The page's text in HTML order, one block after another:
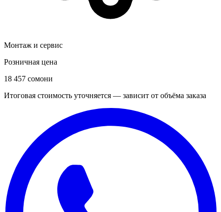
Монтаж и сервис
Розничная цена
18 457 сомони
Итоговая стоимость уточняется — зависит от объёма заказа